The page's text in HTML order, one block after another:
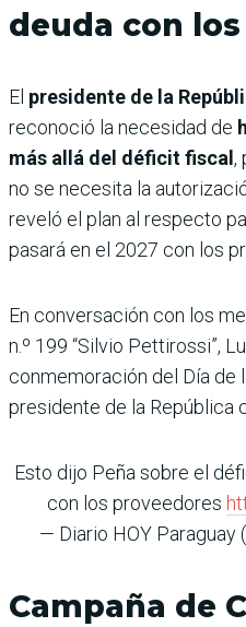
deuda con
El presidente de la
reconoció la necesidad de
más allá del déficit fiscal ,
no se necesita la
reveló el plan al respecto
pasará en el 2027 con los
En conversación con los
n.º 199 “Silvio Pettirossi”,
conmemoración del Día de
presidente de la República
Esto dijo Peña sobre el
con los proveedores
— Diario HOY Paraguay
Campaña de